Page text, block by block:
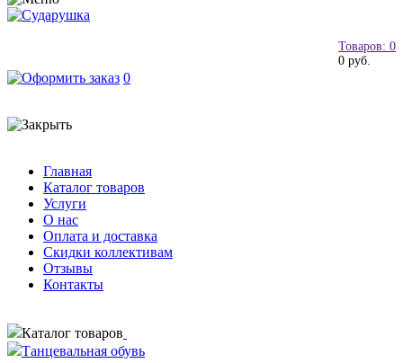
Товаров: 0
0 руб.
0
Главная
Каталог товаров
Услуги
О нас
Оплата и доставка
Скидки коллективам
Отзывы
Контакты
Каталог товаров
Танцевальная обувь